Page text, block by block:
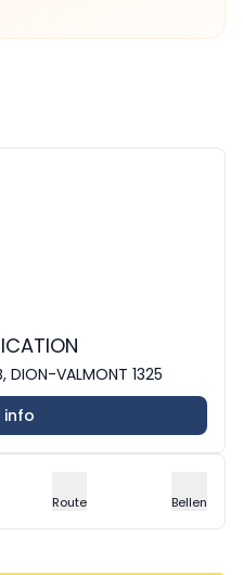
VALMONT 1325
info
Route Bellen